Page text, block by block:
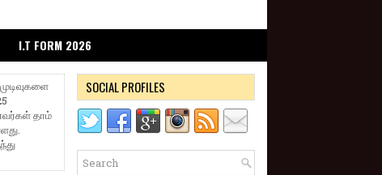
I.T FORM 2026
தாம்
SOCIAL PROFILES